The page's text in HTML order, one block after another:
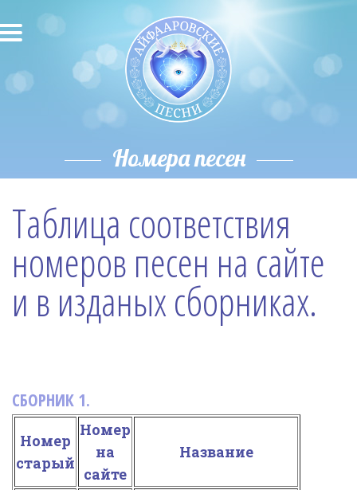
О песнях
Исполнители
О влиянии звука
Новости
Скачать
In English
Видео
Ииссиидиология
Номера песен
Таблица соответствия
номеров песен на сайте
и в изданых сборниках.
СБОРНИК 1.
Номер
старый
Номер
на
сайте
Название